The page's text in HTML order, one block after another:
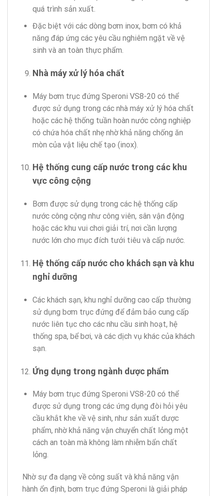
quá trình sản xuất.
Đặc biệt với các dòng bơm inox, bơm có khả
năng đáp ứng các yêu cầu nghiêm ngặt về vệ
sinh và an toàn thực phẩm.
Nhà máy xử lý hóa chất
Máy bơm trục đứng Speroni VS8-20 có thể
được sử dụng trong các nhà máy xử lý hóa chất
hoặc các hệ thống tuần hoàn nước công nghiệp
có chứa hóa chất nhẹ nhờ khả năng chống ăn
mòn của vật liệu chế tạo (inox).
Hệ thống cung cấp nước trong các khu
vực công cộng
Bơm được sử dụng trong các hệ thống cấp
nước công cộng như công viên, sân vận động
hoặc các khu vui chơi giải trí, nơi cần lượng
nước lớn cho mục đích tưới tiêu và cấp nước.
Hệ thống cấp nước cho khách sạn và khu
nghỉ dưỡng
Các khách sạn, khu nghỉ dưỡng cao cấp thường
sử dụng bơm trục đứng để đảm bảo cung cấp
nước liên tục cho các nhu cầu sinh hoạt, hệ
thống spa, bể bơi, và các dịch vụ khác của khách
sạn.
Ứng dụng trong ngành dược phẩm
Máy bơm trục đứng Speroni VS8-20 có thể
được sử dụng trong các ứng dụng đòi hỏi yêu
cầu khắt khe về vệ sinh, như sản xuất dược
phẩm, nhờ khả năng vận chuyển chất lỏng một
cách an toàn mà không làm nhiễm bẩn chất
lỏng.
Nhờ sự đa dạng về công suất và khả năng vận
hành ổn định, bơm trục đứng Speroni là giải pháp